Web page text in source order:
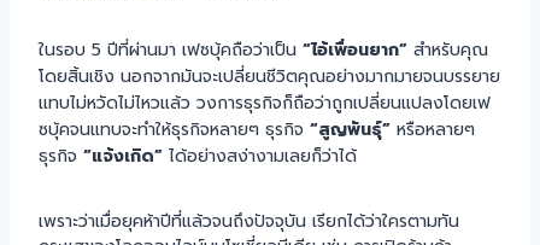
ในรอบ 5 ปีที่ผ่านมา เฟซบุ้คถือว่าเป็น “ไอ้เพื่อนยาก” สำหรับคุณ
โดยสิ้นเชิง นอกจากมันจะเปลี่ยนชีวิตคุณอย่างมากมายจนบรรยาย
แทบไม่หวัดไม่ไหวแล้ว วงการธุรกิจก็ถือว่าถูกเปลี่ยนแปลงโดยเฟ
ซบุ้คจนแทบจะทำให้ธุรกิจหลายๆ ธุรกิจ “สูญพันธุ์” หรือหลายๆ
ธุรกิจ “แจ้งเกิด” ได้อย่างสง่างามเลยก็ว่าได้
เพราะว่าเมื่อยุคห้าปีที่แล้วจนถึงปัจจุบัน เรียกได้ว่าใครตามทัน